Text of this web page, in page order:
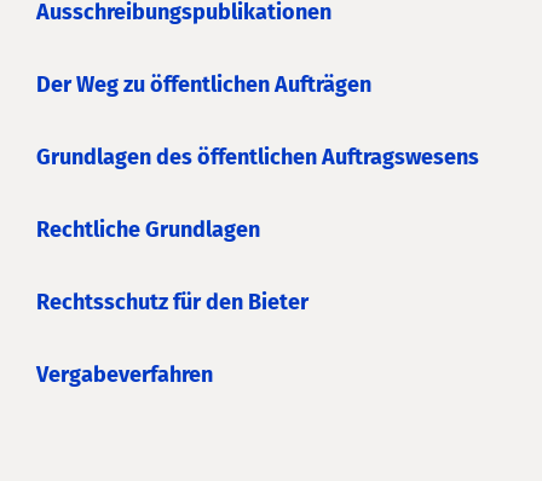
Ausschreibungspublikationen
Der Weg zu öffentlichen Aufträgen
Grundlagen des öffentlichen Auftragswesens
Rechtliche Grundlagen
Rechtsschutz für den Bieter
Vergabeverfahren